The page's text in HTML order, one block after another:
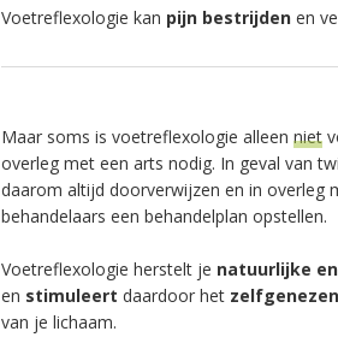
Voetreflexologie kan pijn bestrijdenen
Maar soms is voetreflexologie alleen niet
overleg met een arts nodig. In geval van
daarom altijd doorverwijzen en in overleg
behandelaars een behandelplan opstellen.
Voetreflexologie herstelt je natuurlijke
en stimuleert daardoor het
van je lichaam.